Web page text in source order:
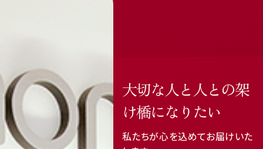
大切な人と人との架
け橋になりたい
私たちが心を込めてお届けいた